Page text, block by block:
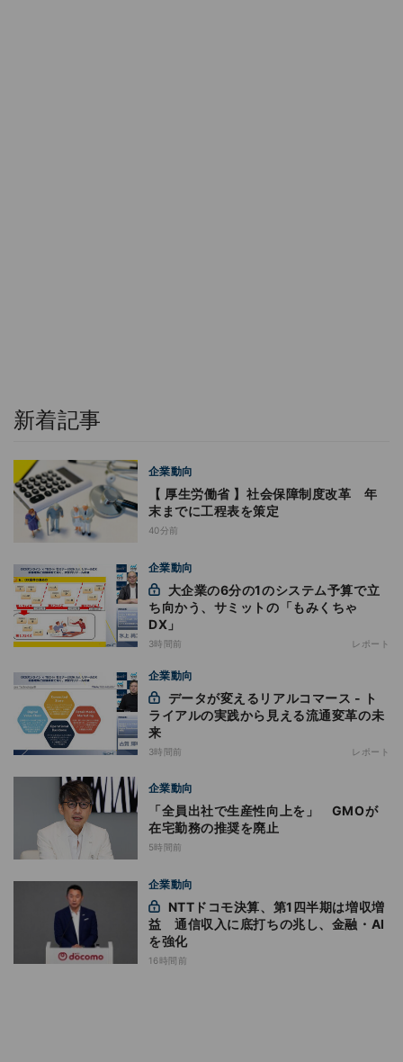
新着記事
企業動向
【 厚生労働省 】社会保障制度改革 年
末までに工程表を策定
40分前
企業動向
ち向かう、サミットの「もみくちゃ
DX」
3時間前 レポート
企業動向
ライアルの実践から見える流通変革の未
来
3時間前 レポート
企業動向
「全員出社で生産性向上を」 GMOが
在宅勤務の推奨を廃止
5時間前
企業動向
益 通信収入に底打ちの兆し、金融・AI
を強化
16時間前